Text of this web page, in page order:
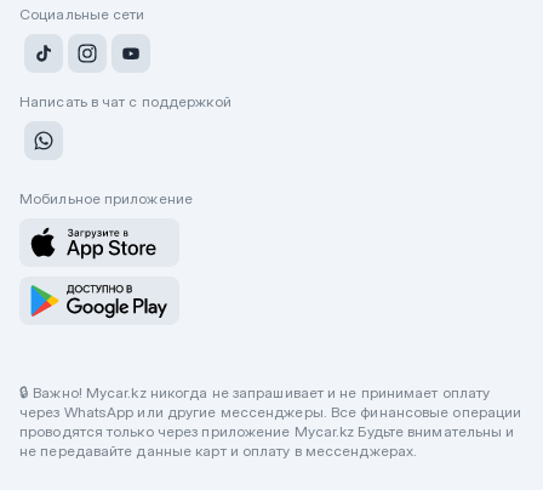
Социальные сети
Написать в чат с поддержкой
Мобильное приложение
🔒 Важно! Mycar.kz никогда не запрашивает и не принимает оплату
через WhatsApp или другие мессенджеры. Все финансовые операции
проводятся только через приложение Mycar.kz Будьте внимательны и
не передавайте данные карт и оплату в мессенджерах.